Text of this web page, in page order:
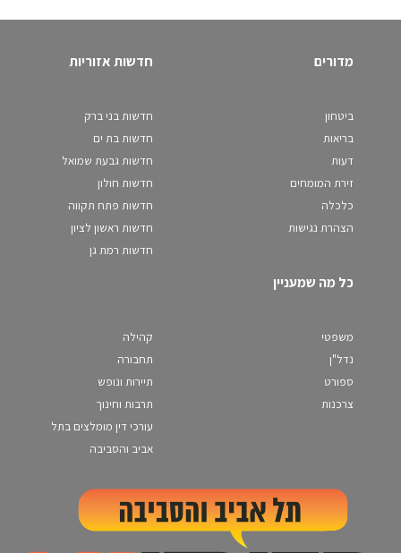
מדורים
ביטחון
בריאות
דעות
זירת המומחים
כלכלה
הצהרת נגישות
חדשות אזוריות
חדשות בני ברק
חדשות בת ים
חדשות גבעת שמואל
חדשות חולון
חדשות פתח תקווה
חדשות ראשון לציון
חדשות רמת גן
כל מה שמעניין
משפטי
נדל"ן
ספורט
צרכנות
קהילה
תחבורה
תיירות ונופש
תרבות וחינוך
עורכי דין מומלצים בתל
אביב והסביבה